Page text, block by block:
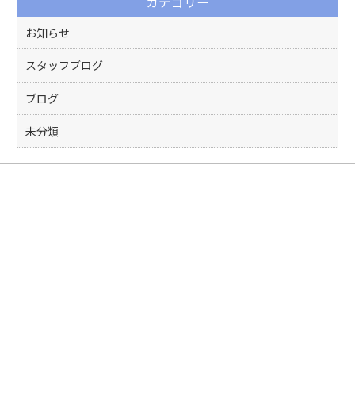
お知らせ
スタッフブログ
ブログ
未分類